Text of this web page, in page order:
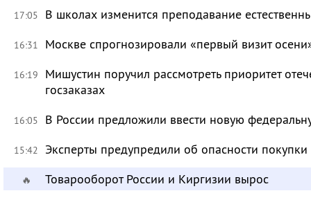
17:05 В школах изменится преподавание
16:31 Москве спрогнозировали «первый визит
16:19
Мишустин поручил рассмотреть приоритет
госзаказах
16:05 В России предложили ввести новую
15:42 Эксперты предупредили об опасности
🔥 Товарооборот России и Киргизии вырос